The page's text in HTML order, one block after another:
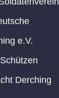
e.V.
Derching